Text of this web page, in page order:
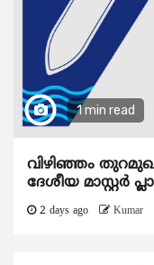
1 min read
വിഴിഞ്ഞം
ദേശീയ മാസ്റ്റർ
2 days ago Kumar